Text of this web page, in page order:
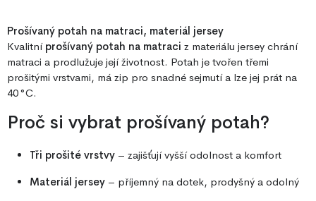
Prošívaný potah na matraci, materiál jersey
Kvalitní prošívaný potah na matraci z materiálu jersey chrání
matraci a prodlužuje její životnost. Potah je tvořen třemi
prošitými vrstvami, má zip pro snadné sejmutí a lze jej prát na
40 °C.
Proč si vybrat prošívaný potah?
Tři prošité vrstvy – zajišťují vyšší odolnost a komfort
Materiál jersey – příjemný na dotek, prodyšný a odolný